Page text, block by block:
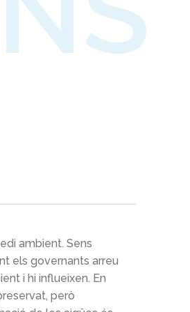
ambient. Sens
els governants arreu
i hi influeixen. En
però